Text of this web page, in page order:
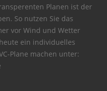
Planen ist der
So nutzen Sie das
vor Wind und Wetter
ein individuelles
Plane machen unter: